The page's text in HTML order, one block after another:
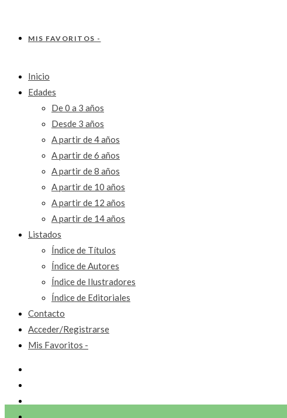
MIS FAVORITOS -
Inicio
Edades
De 0 a 3 años
Desde 3 años
A partir de 4 años
A partir de 6 años
A partir de 8 años
A partir de 10 años
A partir de 12 años
A partir de 14 años
Listados
Índice de Títulos
Índice de Autores
Índice de Ilustradores
Índice de Editoriales
Contacto
Acceder/Registrarse
Mis Favoritos -